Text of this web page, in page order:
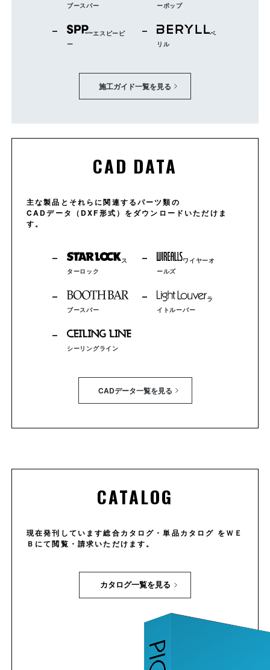
ブースバー
エスピーピ
ー
ーポップ
ベ
リル
施工ガイド一覧を見る
CAD DATA
主な製品とそれらに関連するパーツ類の
CADデータ（DXF形式）をダウンロードいただけま
す。
ス
ターロック
ブースバー
シーリングライン
ワイヤーオ
ールズ
ラ
イトルーバー
CADデータ一覧を見る
CATALOG
現在発刊しています総合カタログ・単品カタログ をＷＥ
Ｂにて閲覧・請求いただけます。
カタログ一覧を見る